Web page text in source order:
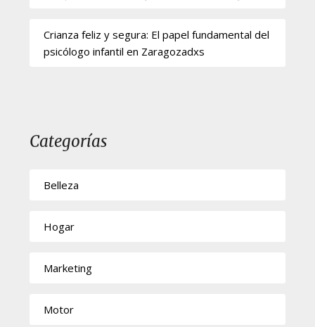
Crianza feliz y segura: El papel fundamental del
psicólogo infantil en Zaragozadxs
Categorías
Belleza
Hogar
Marketing
Motor